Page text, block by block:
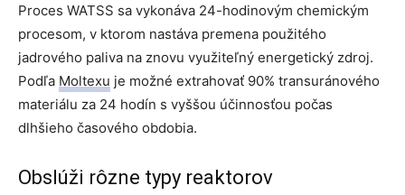
Proces WATSS sa vykonáva 24-hodinovým chemickým
procesom, v ktorom nastáva premena použitého
jadrového paliva na znovu využiteľný energetický zdroj.
Podľa Moltexu je možné extrahovať 90% transuránového
materiálu za 24 hodín s vyššou účinnosťou počas
dlhšieho časového obdobia.
Obslúži rôzne typy reaktorov